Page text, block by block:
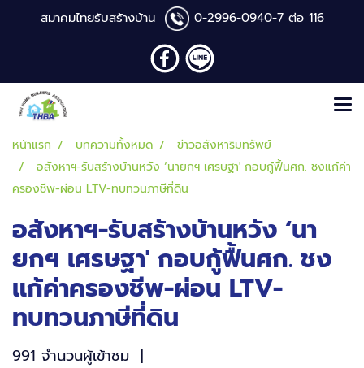
สมาคมไทยรับสร้างบ้าน 0-2996-0940-7 ต่อ 116
หน้าแรก บทความทั้งหมด
ข่าวอสังหาริมทรัพย์
อสังหาฯ-รับสร้างบ้านหวัง ‘นายกฯ เศรษฐา' กอบกู้ฟื้นศก. ชงแก้ค่า
ครองชีพ-ผ่อน LTV-ทบทวนภาษีที่ดิน
อสังหาฯ-รับสร้างบ้านหวัง ‘นา
ยกฯ เศรษฐา' กอบกู้ฟื้นศก. ชง
แก้ค่าครองชีพ-ผ่อน LTV-
ทบทวนภาษีที่ดิน
991 จำนวนผู้เข้าชม |